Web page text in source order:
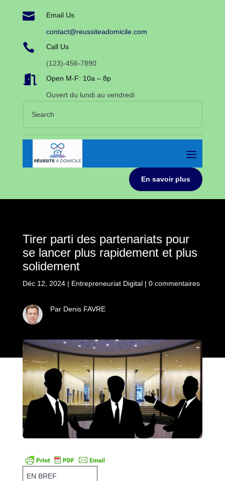
 Email Us
contact@reussiteadomicile.com
 Call Us
(123)-456-7890
 Open M-F: 10a – 8p
Ouvert du lundi au vendredi
En savoir plus
Tirer parti des partenariats pour
se lancer plus rapidement et plus
solidement
Déc 12, 2024| Entrepreneuriat Digital| 0 commentaires
Par Denis FAVRE
EN BREF